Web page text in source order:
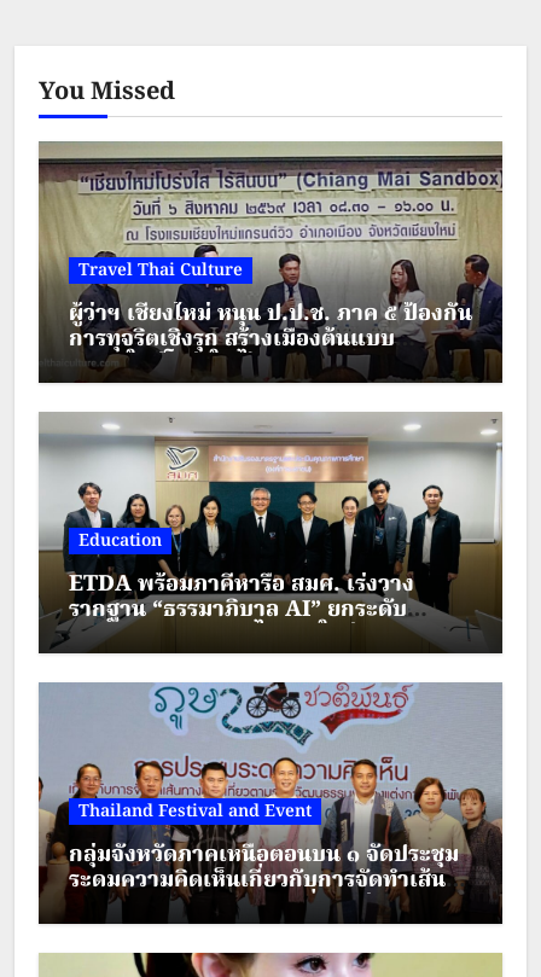
You Missed
Travel Thai Culture
ผู้ว่าฯ เชียงใหม่ หนุน ป.ป.ช. ภาค ๕ ป้องกัน
การทุจริตเชิงรุก สร้างเมืองต้นแบบ
“เชียงใหม่โปร่งใส ไร้สินบน”
Education
ETDA พร้อมภาคีหารือ สมศ. เร่งวาง
รากฐาน “ธรรมาภิบาล AI” ยกระดับ
มาตรฐานการศึกษาไทยยุคใหม่
Thailand Festival and Event
กลุ่มจังหวัดภาคเหนือตอนบน ๑ จัดประชุม
ระดมความคิดเห็นเกี่ยวกับการจัดทำเส้น
ทางตามรอยวัฒนธรรมเครื่องแต่งกาย
ชาติพันธุ์ ภายใต้โครงการส่งเสริมการท่อง
เที่ยวชาติพันธุ์สีสันแห่งล้านนา